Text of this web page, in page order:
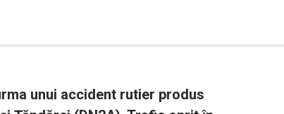
unui accident rutier produs